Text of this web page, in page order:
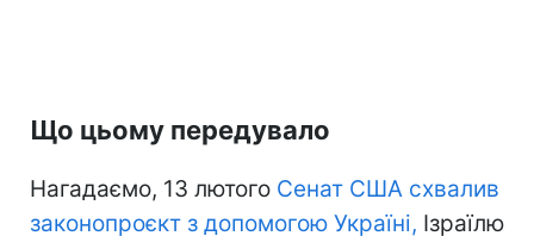
Що цьому передувало
Нагадаємо, 13 лютого Сенат США схвалив
законопроєкт з допомогою Україні, Ізраїлю